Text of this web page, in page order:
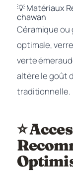
💡 Matériaux
chawan
Céramique
optimale,
verte
altère le goût
traditionnelle.
⭐